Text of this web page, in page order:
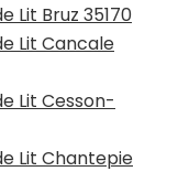
Lit Bruz 35170
Lit Cancale
Lit Cesson-
Lit Chantepie